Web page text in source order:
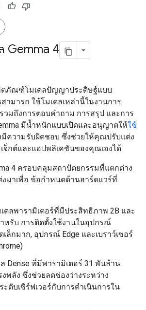
Gemma 4
ตภัณฑ์โมเดลปัญญาประดิษฐ์แบบ
ามารถ ใช้โมเดลเหล่านี้ในงานการ
วมถึงการตอบคำถาม การสรุป และการ
มีน้ำหนักแบบเปิดและอนุญาตให้ใช้
มีความรับผิดชอบ ซึ่งช่วยให้คุณปรับแต่ง
จ็กต์และแอปพลิเคชันของคุณเองได้
4 ครอบคลุมสถาปัตยกรรมที่แตกต่าง
มาเพื่อ ข้อกำหนดด้านฮาร์ดแวร์ที่
ดลพารามิเตอร์ที่มีประสิทธิภาพ 2B และ
หรับ การติดตั้งใช้งานในอุปกรณ์
ล็กมาก, อุปกรณ์ Edge และเบราว์เซอร์
Dense ที่มีพารามิเตอร์ 31 พันล้าน
พลัง ซึ่งช่วยลดช่องว่างระหว่าง
ดับเซิร์ฟเวอร์กับการดำเนินการใน